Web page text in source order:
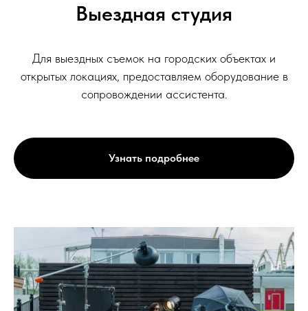
Выездная студия
Для выездных съемок на городских объектах и
открытых локациях, предоставляем оборудование в
сопровождении ассистента.
Узнать подробнее